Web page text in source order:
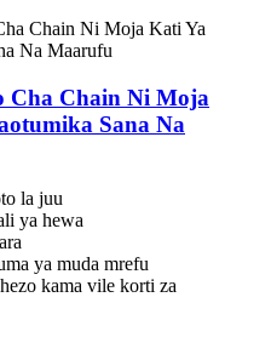
Cha Chain Ni Moja
Sana Na
la juu
ya hewa
ya muda mrefu
kama vile korti za